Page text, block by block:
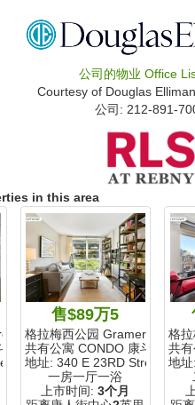
公司的物业 Office
Courtesy of Douglas
公司: ‍212-891-
in this area
Park
售$89万5
格拉梅西公园 Gramercy Park
共有公寓 CONDO 康斗
地址: 340 E 23RD Street
一房一厅一浴
上市时间:3个月
格
共有
地